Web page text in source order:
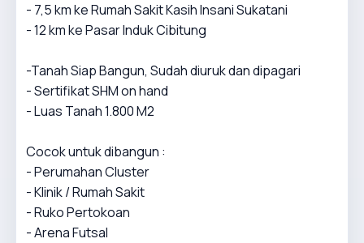
- 7,5 km ke Rumah Sakit Kasih Insani Sukatani
- 12 km ke Pasar Induk Cibitung
-Tanah Siap Bangun, Sudah diuruk dan dipagari
- Sertifikat SHM on hand
- Luas Tanah 1.800 M2
Cocok untuk dibangun :
- Perumahan Cluster
- Klinik / Rumah Sakit
- Ruko Pertokoan
- Arena Futsal